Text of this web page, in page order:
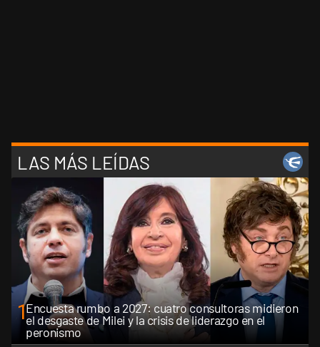
LAS MÁS LEÍDAS
1Encuesta rumbo a 2027: cuatro consultoras midieron
el desgaste de Milei y la crisis de liderazgo en el
peronismo